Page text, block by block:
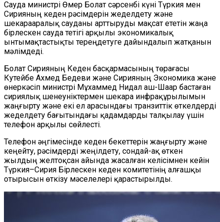
Сауда министрі Өмер Болат сәрсенбі күні Түркия мен
Сирияның кеден рәсімдерін жеделдету және
шекарааралық сауданы арттыруды мақсат ететін жаңа
бірлескен сауда тетігі арқылы экономикалық
ынтымақтастықты тереңдетуге дайындалып жатқанын
мәлімдеді.
Болат Сирияның Кеден басқармасының төрағасы
Кутейбе Ахмед Бедеви және Сирияның Экономика және
өнеркәсіп министрі Мұхаммед Нидал аш-Шаар бастаған
сириялық шенеуніктермен шекара инфрақұрылымын
жаңғырту және екі ел арасындағы транзиттік өткелдерді
жеделдету бағытындағы қадамдарды талқылау үшін
телефон арқылы сөйлесті.
Телефон әңгімесінде кеден бекеттерін жаңғырту және
кеңейту, рәсімдерді жеңілдету, сондай-ақ өткен
жылдың желтоқсан айында жасалған келісімнен кейін
Түркия–Сирия Бірлескен кеден комитетінің алғашқы
отырысын өткізу мәселелері қарастырылды.